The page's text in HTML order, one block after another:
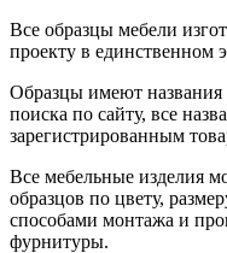
Все образцы мебели
проекту в единственном
Образцы имеют названия
поиска по сайту, все
зарегистрированным
Все мебельные изделия
образцов по цвету,
способами монтажа и
фурнитуры.